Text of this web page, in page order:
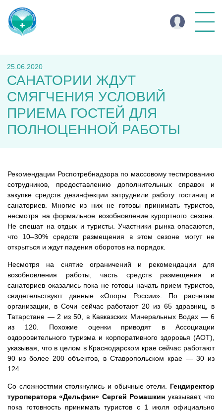
25.06.2020
САНАТОРИИ ЖДУТ
СМЯГЧЕНИЯ УСЛОВИЙ
ПРИЕМА ГОСТЕЙ ДЛЯ
ПОЛНОЦЕННОЙ РАБОТЫ
Рекомендации Роспотребнадзора по массовому тестированию
сотрудников, предоставлению дополнительных справок и
закупке средств дезинфекции затруднили работу гостиниц и
санаториев. Многие из них не готовы принимать туристов,
несмотря на формальное возобновление курортного сезона.
Не спешат на отдых и туристы. Участники рынка опасаются,
что 10–30% средств размещения в этом сезоне могут не
открыться и ждут падения оборотов на порядок.
Несмотря на снятие ограничений и рекомендации для
возобновления работы, часть средств размещения и
санаториев оказались пока не готовы начать прием туристов,
свидетельствуют данные «Опоры России». По расчетам
организации, в Сочи сейчас работают 20 из 65 здравниц, в
Татарстане — 2 из 50, в Кавказских Минеральных Водах — 6
из 120. Похожие оценки приводят в Ассоциации
оздоровительного туризма и корпоративного здоровья (АОТ),
указывая, что в целом в Краснодарском крае сейчас работают
90 из более 200 объектов, в Ставропольском крае — 30 из
124.
Со сложностями столкнулись и обычные отели. Гендиректор
туроператора «Дельфин» Сергей Ромашкин указывает, что
пока готовность принимать туристов с 1 июля официально